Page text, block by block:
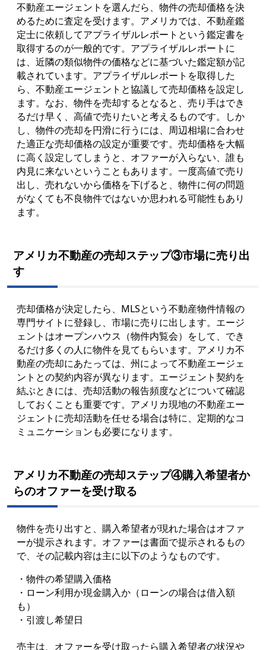
不動産エージェントを選んだら、物件の売却価格を決
めるために査定を受けます。アメリカでは、不動産鑑
定士に依頼してアプライザルレポートという鑑定書を
取得するのが一般的です。アプライザルレポートに
は、近隣の類似物件の価格などに基づいた鑑定額が記
載されています。アプライザルレポートを取得した
ら、不動産エージェントと協議して売却価格を設定し
ます。なお、物件を売却するとなると、売り手はでき
るだけ早く、高値で売りたいと考えるものです。しか
し、物件の売却を円滑に行うには、周辺相場に合わせ
た適正な売却価格の設定が重要です。売却価格を大幅
に高く設定してしまうと、オファーが入らない、誰も
内見に来ないということもあります。一度高値で売り
出し、売れないから価格を下げると、物件に何の問題
がなくても不良物件ではないか思われる可能性もあり
ます。
アメリカ不動産の売却ステップ③市場に売り出
す
売却価格が決定したら、MLSという不動産物件情報の
専門サイトに登録し、市場に売りに出します。エージ
ェントはオープンハウス（物件内覧会）をして、でき
るだけ多くの人に物件を見てもらいます。アメリカ不
動産の売却にあたっては、州によって不動産エージェ
ントとの契約内容が異なります。エージェント契約を
結ぶときには、売却活動の報告頻度などについて確認
しておくことも重要です。アメリカ現地の不動産エー
ジェントに売却活動を任せる場合は特に、定期的なコ
ミュニケーションも必要になります。
アメリカ不動産の売却ステップ④購入希望者か
らのオファーを受け取る
物件を売り出すと、購入希望者が現れた場合はオファ
ーが提示されます。オファーは書面で提示されるもの
で、その記載内容は主に以下のようなものです。
・物件の希望購入価格
・ローン利用か現金購入か（ローンの場合は借入額
も）
・引渡し希望日
売主は、オファーを受け取ったら購入希望者の状況や